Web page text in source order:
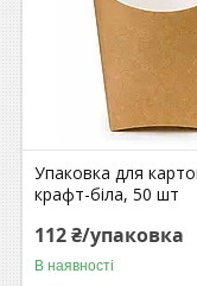
Упаковка для
крафт-біла, 50 шт
112 ₴/упаковка
В наявності